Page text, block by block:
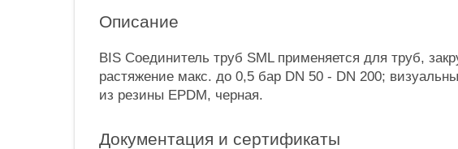
Описание
BIS Соединитель труб SML применяется для труб,
растяжение макс. до 0,5 бар DN 50 - DN 200;
из резины EPDM, черная.
Документация и сертификаты